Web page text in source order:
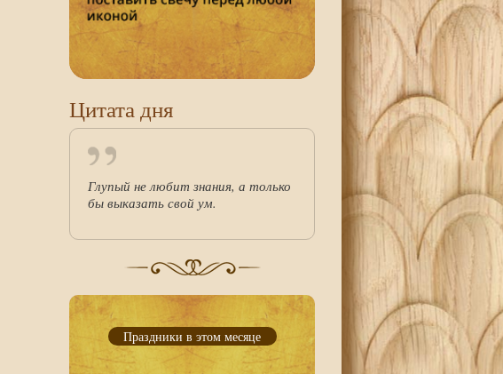
Цитата дня
Глупый не любит знания, а только
бы выказать свой ум.
Праздники в этом месяце